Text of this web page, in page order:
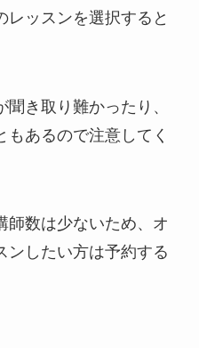
レッスンを選択すると
き取り難かったり、
あるので注意してく
師数は少ないため、オ
ンしたい方は予約する